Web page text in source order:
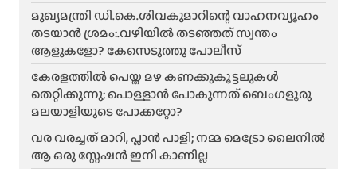
മുഖ്യമന്ത്രി ഡി.കെ.ശിവകുമാറിന്റെ വാഹനവ്യൂഹം
തടയാൻ ശ്രമം:.വഴിയിൽ തടഞ്ഞത് സ്വന്തം
ആളുകളോ? കേസെടുത്തു പോലീസ്
കേരളത്തിൽ പെയ്ത മഴ കണക്കുകൂട്ടലുകൾ
തെറ്റിക്കുന്നു; പൊള്ളാൻ പോകുന്നത് ബെംഗളൂരു
മലയാളിയുടെ പോക്കറ്റോ?
വര വരച്ചത് മാറി, പ്ലാൻ പാളി; നമ്മ മെട്രോ ലൈനിൽ
ആ ഒരു സ്റ്റേഷൻ ഇനി കാണില്ല